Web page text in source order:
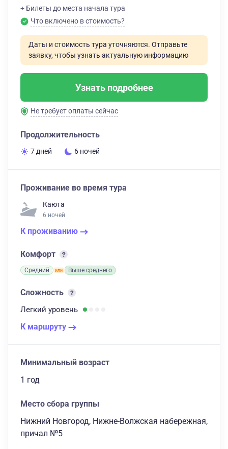
+ Билеты до места начала тура
Что включено в стоимость?
Даты и стоимость тура уточняются. Отправьте
заявку, чтобы узнать актуальную информацию
Узнать подробнее
Не требует оплаты сейчас
Продолжительность
7 дней 6 ночей
Проживание во время тура
Каюта
6 ночей
К проживанию
Комфорт
Средний Выше среднего
Сложность
Легкий уровень
К маршруту
Минимальный возраст
1 год
Место сбора группы
Нижний Новгород, Нижне-Волжская набережная,
причал №5